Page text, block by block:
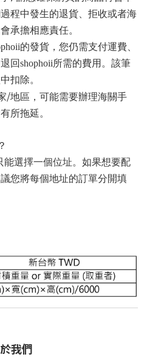
程中發生的退貨、拒收或者海
承擔相應責任。
的發貨，您仍需支付運費、
回shophoii所需的費用。該筆
扣除。
/地區，可能需要辦理海關手
所拖延。
能選擇一個位址。如果想要配
您將每個地址的訂單分開填
我們